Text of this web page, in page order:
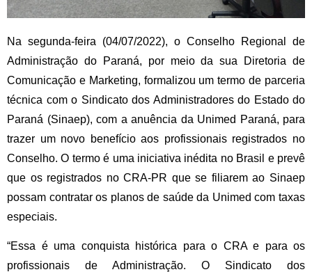
Na segunda-feira (04/07/2022), o Conselho Regional de
Administração do Paraná, por meio da sua Diretoria de
Comunicação e Marketing, formalizou um termo de parceria
técnica com o Sindicato dos Administradores do Estado do
Paraná (Sinaep), com a anuência da Unimed Paraná, para
trazer um novo benefício aos profissionais registrados no
Conselho. O termo é uma iniciativa inédita no Brasil e prevê
que os registrados no CRA-PR que se filiarem ao Sinaep
possam contratar os planos de saúde da Unimed com taxas
especiais.
“Essa é uma conquista histórica para o CRA e para os
profissionais de Administração. O Sindicato dos